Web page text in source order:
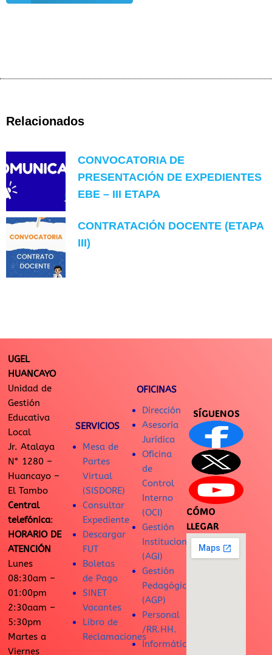
Relacionados
CONVOCATORIA DE
PRESENTACIÓN DE EXPEDIENTES
EBE – III ETAPA
CONTRATACIÓN DOCENTE (ETAPA
III)
UGEL
HUANCAYO
Unidad de
Gestión
Educativa
Local
Jr. Atalaya
N° 1280 –
Huancayo –
El Tambo
Central
telefónica:
HORARIO DE
ATENCIÓN
Lunes
08:30am –
01:00pm
2:30aam –
5:30pm
Martes a
Viernes
SERVICIOS
Mesa de
Partes
Virtual
(SISDORE)
Consultar
Expediente
Descargar
FUT
Boletas
de Pago
SINET
Vacantes
Libro de
Reclamaciones
OFICINAS
Dirección
Asesoría
Jurídica
Oficina
de
Control
Interno
(OCI)
Gestión
Institucional
(AGI)
Gestión
Pedagógica
(AGP)
Personal
/RR.HH.
Informática
SÍGUENOS
CÓMO
LLEGAR